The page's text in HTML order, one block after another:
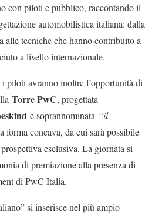
con piloti e pubblico, raccontando il
automobilistica italiana: dalla
alle tecniche che hanno contribuito a
a livello internazionale.
i piloti avranno inoltre l’opportunità di
Torre PwC, progettata
e soprannominata “il
forma concava, da cui sarà possibile
esclusiva. La giornata si
di premiazione alla presenza di
di PwC Italia.
si inserisce nel più ampio